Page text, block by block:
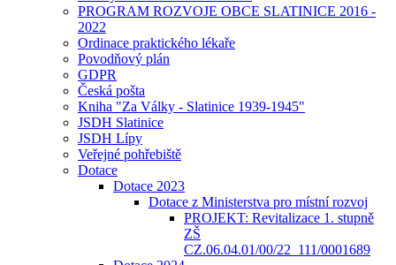
PROGRAM ROZVOJE OBCE SLATINICE 2016 -
2022
Ordinace praktického lékaře
Povodňový plán
GDPR
Česká pošta
Kniha "Za Války - Slatinice 1939-1945"
JSDH Slatinice
JSDH Lípy
Veřejné pohřebiště
Dotace
Dotace 2023
Dotace z Ministerstva pro místní rozvoj
PROJEKT: Revitalizace 1. stupně
ZŠ
CZ.06.04.01/00/22_111/0001689